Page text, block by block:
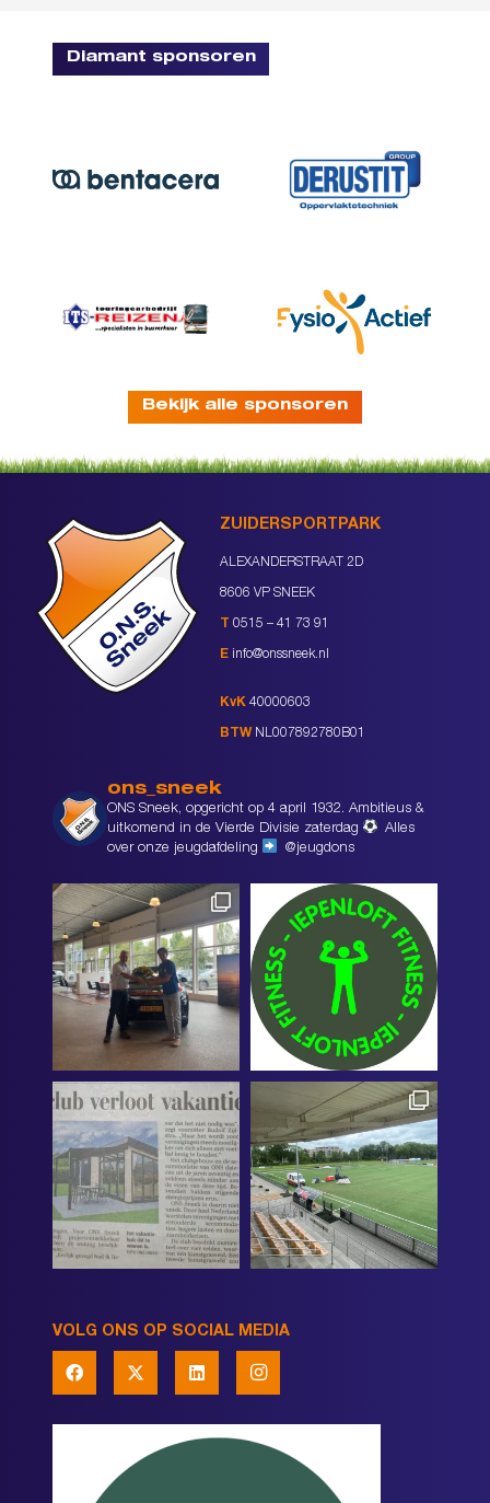
Diamant sponsoren
Bekijk alle sponsoren
ZUIDERSPORTPARK
ALEXANDERSTRAAT 2D
8606 VP SNEEK
T 0515 – 41 73 91
E info@onssneek.nl
KvK 40000603
BTW NL007892780B01
ons_sneek
ONS Sneek, opgericht op 4 april 1932. Ambitieus &
uitkomend in de Vierde Divisie zaterdag
Alles
over onze jeugdafdeling
@jeugdons
VOLG ONS OP SOCIAL MEDIA